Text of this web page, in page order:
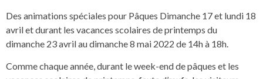
Des animations spéciales pour Pâques Dimanche 17 et lundi 18
avril et durant les vacances scolaires de printemps du
dimanche 23 avril au dimanche 8 mai 2022 de 14h à 18h.
Comme chaque année, durant le week-end de pâques et les